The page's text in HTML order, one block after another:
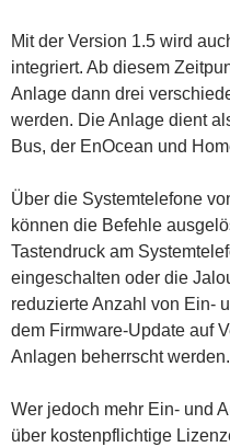
Mit der Version 1.5 wird
integriert. Ab diesem
Anlage dann drei
werden. Die Anlage dient
Bus, der EnOcean und
Über die Systemtelefone
können die Befehle
Tastendruck am
eingeschalten oder die
reduzierte Anzahl von Ein-
dem Firmware-Update auf
Anlagen beherrscht werden.
Wer jedoch mehr Ein- und
über kostenpflichtige